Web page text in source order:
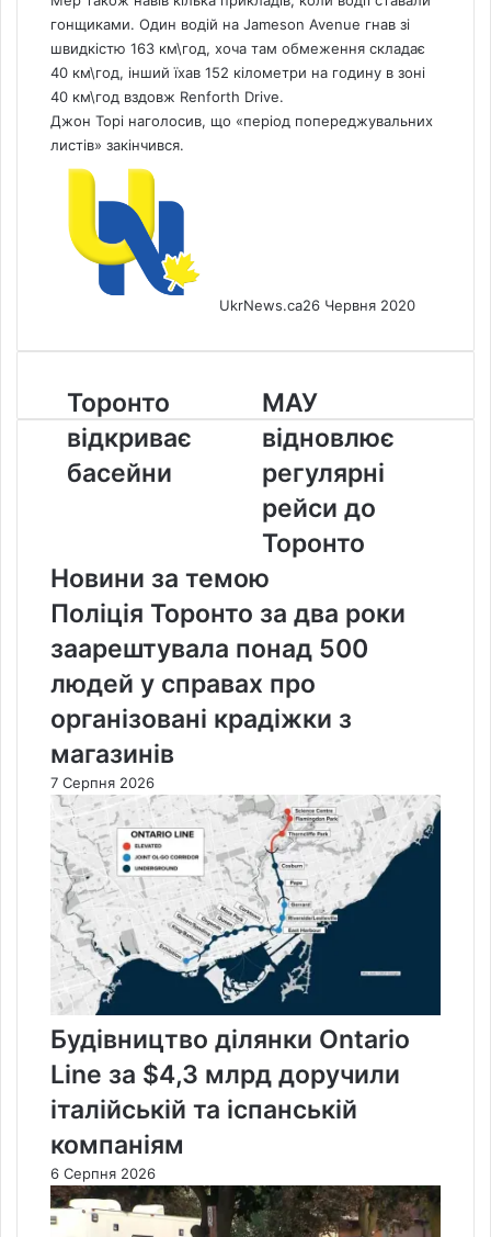
гонщиками. Один водій на Jameson Avenue гнав зі
швидкістю 163 км\год, хоча там обмеження складає
40 км\год, інший їхав 152 кілометри на годину в зоні
40 км\год вздовж Renforth Drive.
Джон Торі наголосив, що «період попереджувальних
листів» закінчився.
UkrNews.ca26 Червня 2020
Торонто
відкриває
басейни
Торонто
відкриває
басейни
МАУ
відновлює
регулярні
рейси
до
Торонто
МАУ
відновлює
регулярні
рейси до
Торонто
Новини за темою
Поліція Торонто за два роки
заарештувала понад 500
людей у справах про
організовані крадіжки з
магазинів
7 Серпня 2026
Будівництво ділянки Ontario
Line за $4,3 млрд доручили
італійській та іспанській
компаніям
6 Серпня 2026